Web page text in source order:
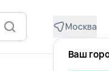
Москва
Ваш